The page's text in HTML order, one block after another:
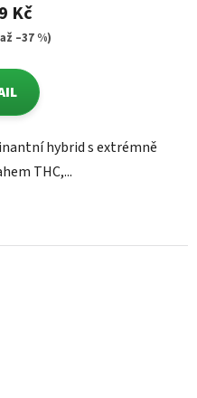
Kč
–37 %)
hybrid s extrémně
THC,...